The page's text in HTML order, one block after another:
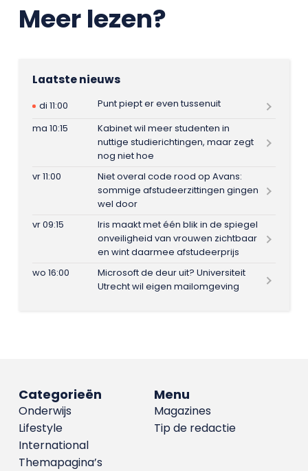
Meer lezen?
Laatste nieuws
di 11:00
Punt piept er even tussenuit
ma 10:15
Kabinet wil meer studenten in
nuttige studierichtingen, maar zegt
nog niet hoe
vr 11:00
Niet overal code rood op Avans:
sommige afstudeerzittingen gingen
wel door
vr 09:15
Iris maakt met één blik in de spiegel
onveiligheid van vrouwen zichtbaar
en wint daarmee afstudeerprijs
wo 16:00
Microsoft de deur uit? Universiteit
Utrecht wil eigen mailomgeving
Menu
Magazines
Tip de redactie
Categorieën
Onderwijs
Lifestyle
International
Themapagina’s